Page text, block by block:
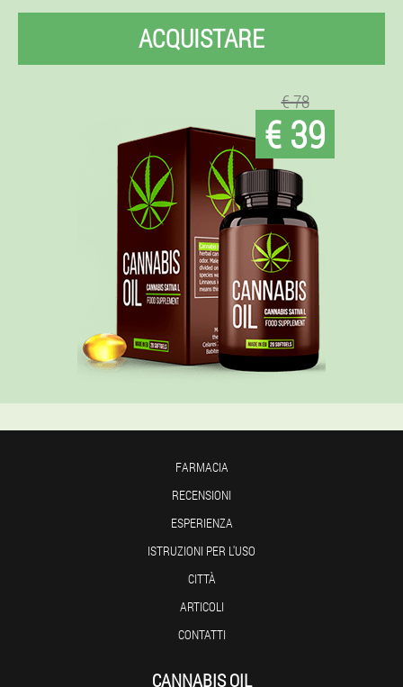
ACQUISTARE
€ 78
€ 39
FARMACIA
RECENSIONI
ESPERIENZA
ISTRUZIONI PER L'USO
CITTÀ
ARTICOLI
CONTATTI
CANNABIS OIL